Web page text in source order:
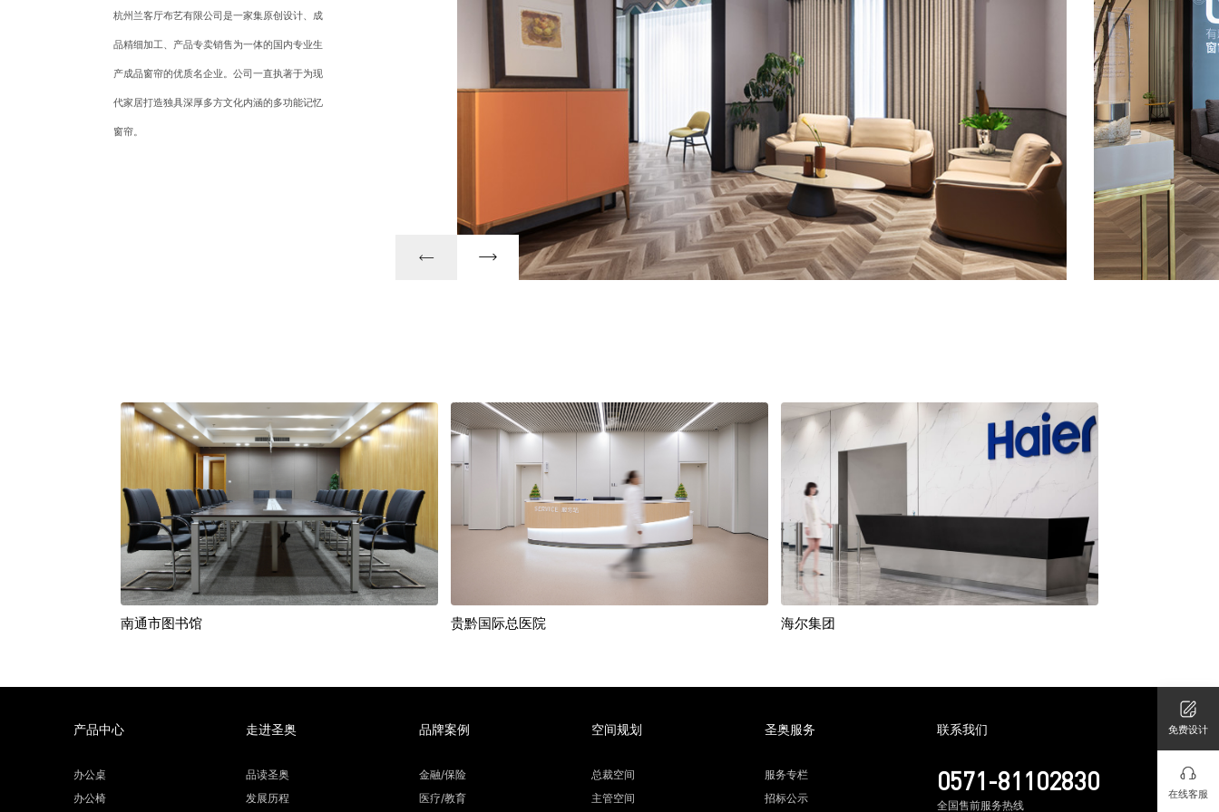
杭州兰客厅布艺有限公司是一家集原创设计、成
品精细加工、产品专卖销售为一体的国内专业生
产成品窗帘的优质名企业。公司一直执著于为现
代家居打造独具深厚多方文化内涵的多功能记忆
窗帘。
南通市图书馆 贵黔国际总医院 海尔集团
免费设计
在线客服
产品中心
办公桌
办公椅
走进圣奥
品读圣奥
发展历程
品牌案例
金融/保险
医疗/教育
空间规划
总裁空间
主管空间
圣奥服务
服务专栏
招标公示
联系我们
0571-81102830
全国售前服务热线